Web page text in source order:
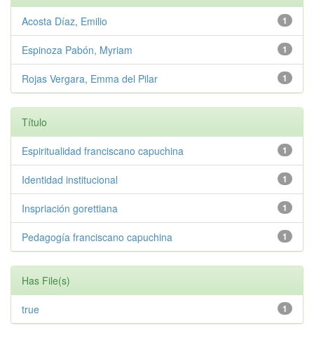
1
Acosta Díaz, Emilio
1
Espinoza Pabón, Myriam
1
Rojas Vergara, Emma del Pilar
Título
1
Espiritualidad franciscano capuchina
1
Identidad institucional
1
Inspriación gorettiana
1
Pedagogía franciscano capuchina
Has File(s)
1
true